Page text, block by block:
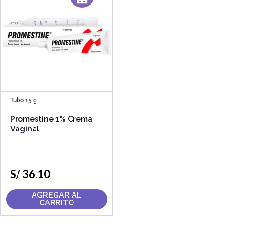
Tubo 15 g
Promestine 1% Crema
Vaginal
S/36.10
AGREGAR AL
CARRITO